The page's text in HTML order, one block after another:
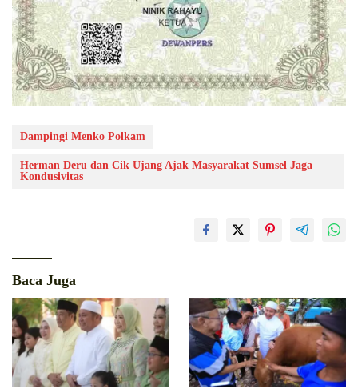
Dampingi Menko Polkam
Herman Deru dan Cik Ujang Ajak Masyarakat Sumsel Jaga
Kondusivitas
Baca Juga